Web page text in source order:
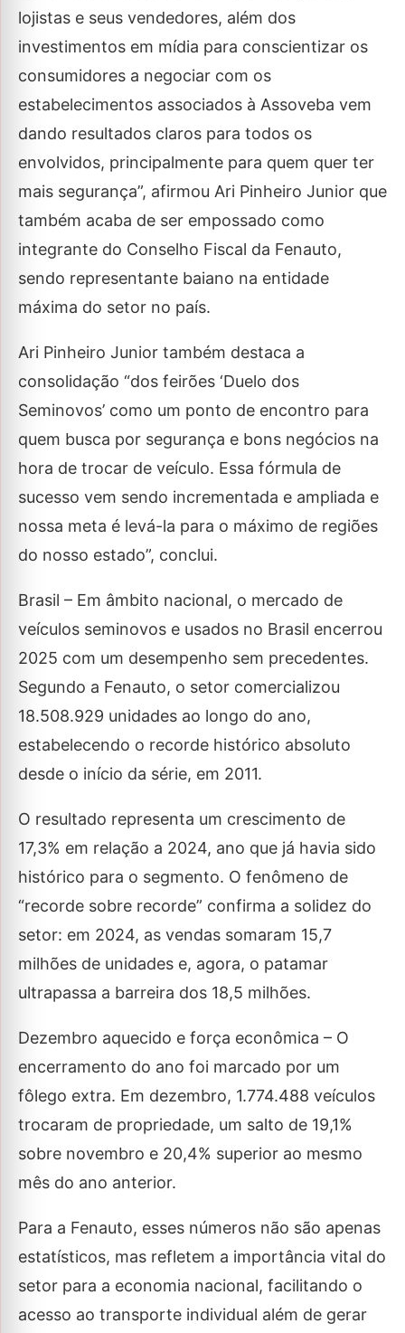
lojistas e seus vendedores, além dos
investimentos em mídia para conscientizar os
consumidores a negociar com os
estabelecimentos associados à Assoveba vem
dando resultados claros para todos os
envolvidos, principalmente para quem quer ter
mais segurança”, afirmou Ari Pinheiro Junior que
também acaba de ser empossado como
integrante do Conselho Fiscal da Fenauto,
sendo representante baiano na entidade
máxima do setor no país.
Ari Pinheiro Junior também destaca a
consolidação “dos feirões ‘Duelo dos
Seminovos’ como um ponto de encontro para
quem busca por segurança e bons negócios na
hora de trocar de veículo. Essa fórmula de
sucesso vem sendo incrementada e ampliada e
nossa meta é levá-la para o máximo de regiões
do nosso estado”, conclui.
Brasil – Em âmbito nacional, o mercado de
veículos seminovos e usados no Brasil encerrou
2025 com um desempenho sem precedentes.
Segundo a Fenauto, o setor comercializou
18.508.929 unidades ao longo do ano,
estabelecendo o recorde histórico absoluto
desde o início da série, em 2011.
O resultado representa um crescimento de
17,3% em relação a 2024, ano que já havia sido
histórico para o segmento. O fenômeno de
“recorde sobre recorde” confirma a solidez do
setor: em 2024, as vendas somaram 15,7
milhões de unidades e, agora, o patamar
ultrapassa a barreira dos 18,5 milhões.
Dezembro aquecido e força econômica – O
encerramento do ano foi marcado por um
fôlego extra. Em dezembro, 1.774.488 veículos
trocaram de propriedade, um salto de 19,1%
sobre novembro e 20,4% superior ao mesmo
mês do ano anterior.
Para a Fenauto, esses números não são apenas
estatísticos, mas refletem a importância vital do
setor para a economia nacional, facilitando o
acesso ao transporte individual além de gerar